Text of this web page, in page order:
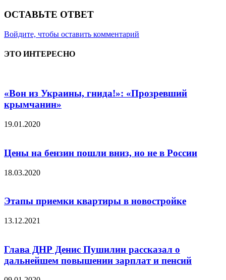
ОСТАВЬТЕ ОТВЕТ
Войдите, чтобы оставить комментарий
ЭТО ИНТЕРЕСНО
«Вон из Украины, гнида!»: «Прозревший
крымчанин»
19.01.2020
Цены на бензин пошли вниз, но не в России
18.03.2020
Этапы приемки квартиры в новостройке
13.12.2021
Глава ДНР Денис Пушилин рассказал о
дальнейшем повышении зарплат и пенсий